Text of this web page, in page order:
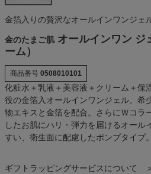
金箔入りの贅沢なオールインワンジェ
金のたまご肌 オールインワン ジ
ーム）
商品番号 0508010101
化粧水＋乳液＋美容液＋クリーム＋保
役の金箔入オールインワンジェル。希
物エキスと金箔を配合。さらにＷコラ
したお肌にハリ・弾力を届けるオール
すい、衛生面に配慮したポンプタイプ。
ギフトラッピングサービスについて